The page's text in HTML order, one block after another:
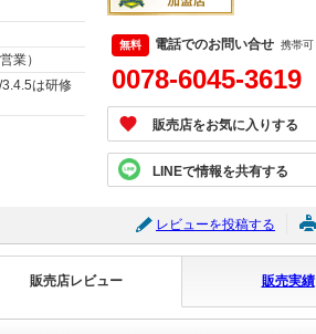
業）
は研修
電話でのお問い合せ 携帯可
0078-6045-3619
販売店をお気に入りする
LINEで情報を共有する
レビューを投稿する
販売店レビュー 販売実績